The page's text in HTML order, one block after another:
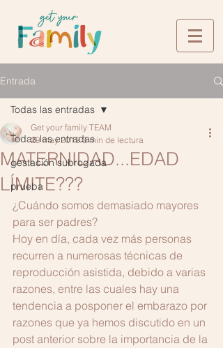
Entrada
Todas las entradas
gestación subrogada
prueba
Todas las entradas
MATERNIDAD...EDAD
LÍMITE???
Get your family TEAM
29 may 2019 3 min de lectura
¿Cuándo somos demasiado mayores
para ser padres?
Hoy en día, cada vez más personas
recurren a numerosas técnicas de
reproducción asistida, debido a varias
razones, entre las cuales hay una
tendencia a posponer el embarazo por
razones que ya hemos discutido en un
post anterior sobre la importancia de la